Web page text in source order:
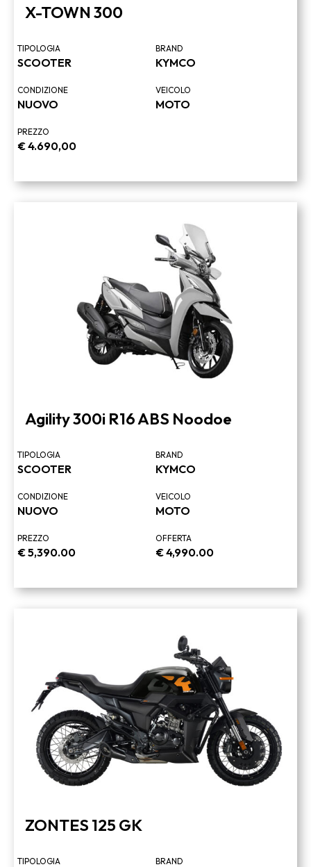
X-TOWN 300
TIPOLOGIA
SCOOTER
BRAND
KYMCO
CONDIZIONE
NUOVO
VEICOLO
MOTO
PREZZO
€4.690,00
Agility 300i R16 ABS Noodoe
TIPOLOGIA
SCOOTER
BRAND
KYMCO
CONDIZIONE
NUOVO
VEICOLO
MOTO
PREZZO
€5,390.00
OFFERTA
€4,990.00
ZONTES 125 GK
TIPOLOGIA BRAND